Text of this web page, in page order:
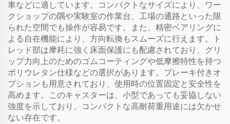
車などに適しています。コンパクトなサイズにより、ワー
クショップの隅や実験室の作業台、工場の通路といった限
られた空間でも操作が容易です。また、精密ベアリングに
よる自在機能により、方向転換もスムーズに行えます。ト
レッド部は摩耗に強く床面保護にも配慮されており、グリ
ップ力向上のためのゴムコーティングや低摩擦特性を持つ
ポリウレタン仕様などの選択があります。ブレーキ付きオ
プションも用意されており、使用時の位置固定と安全性を
高めます。このキャスターは、小型であっても妥協しない
強度を示しており、コンパクトな高耐荷重用途には欠かせ
ない存在です。